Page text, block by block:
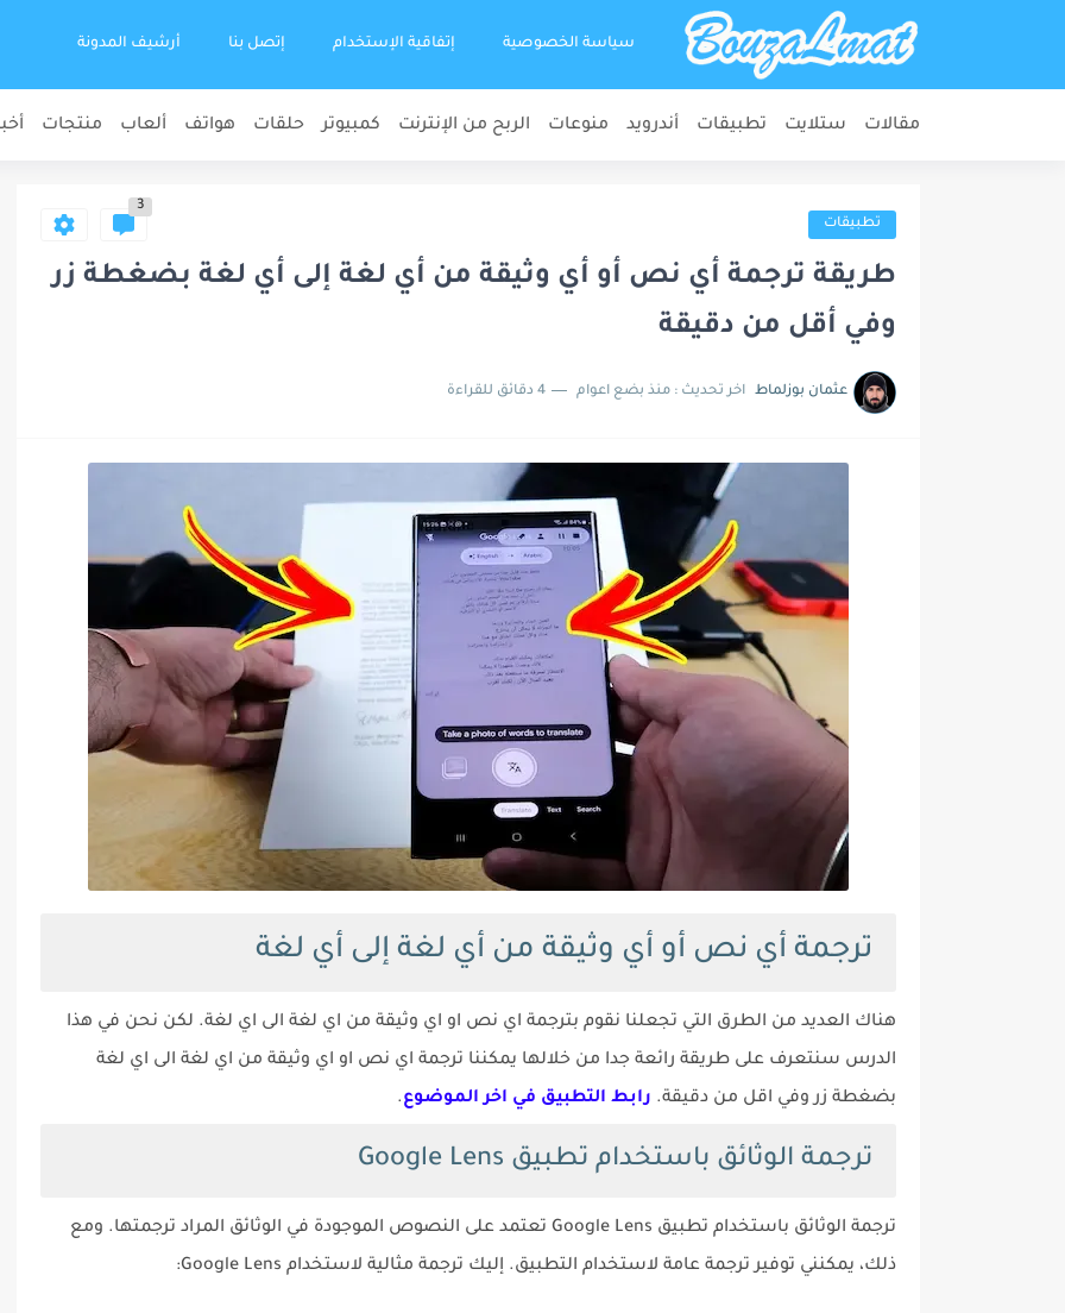
سياسة الخصوصية إتفاقية الإستخدام إتصل بنا أرشيف المدونة
مقالات ستلايت تطبيقات أندرويد منوعات الربح من الإنترنت كمبيوتر حلقات هواتف ألعاب منتجات
تطبيقات
3
طريقة ترجمة أي نص أو أي وثيقة من أي لغة إلى أي لغة بضغطة زر
وفي أقل من دقيقة
عثمان بوزلماط اخر تحديث : منذ بضع اعوام 4 دقائق للقراءة
ترجمة أي نص أو أي وثيقة من أي لغة إلى أي لغة
هناك العديد من الطرق التي تجعلنا نقوم بترجمة اي نص او اي وثيقة من اي لغة الى اي لغة. لكن نحن في هذا
الدرس سنتعرف على طريقة رائعة جدا من خلالها يمكننا ترجمة اي نص او اي وثيقة من اي لغة الى اي لغة
بضغطة زر وفي اقل من دقيقة. رابط التطبيق في اخر الموضوع.
ترجمة الوثائق باستخدام تطبيق Google Lens
ترجمة الوثائق باستخدام تطبيق Google Lens تعتمد على النصوص الموجودة في الوثائق المراد ترجمتها. ومع
ذلك، يمكنني توفير ترجمة عامة لاستخدام التطبيق. إليك ترجمة مثالية لاستخدام Google Lens: